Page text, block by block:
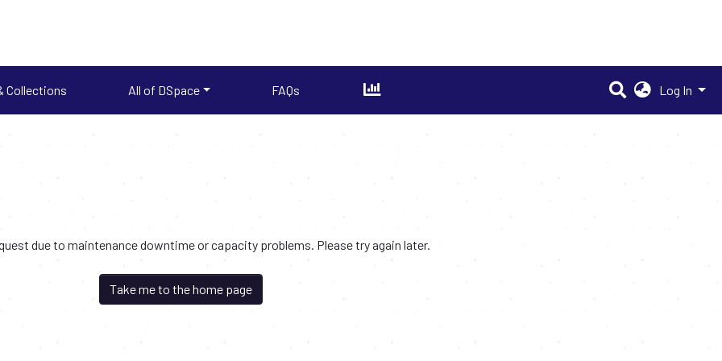
Collections All of DSpace FAQs Log In
due to maintenance downtime or capacity problems. Please try again later.
Take me to the home page